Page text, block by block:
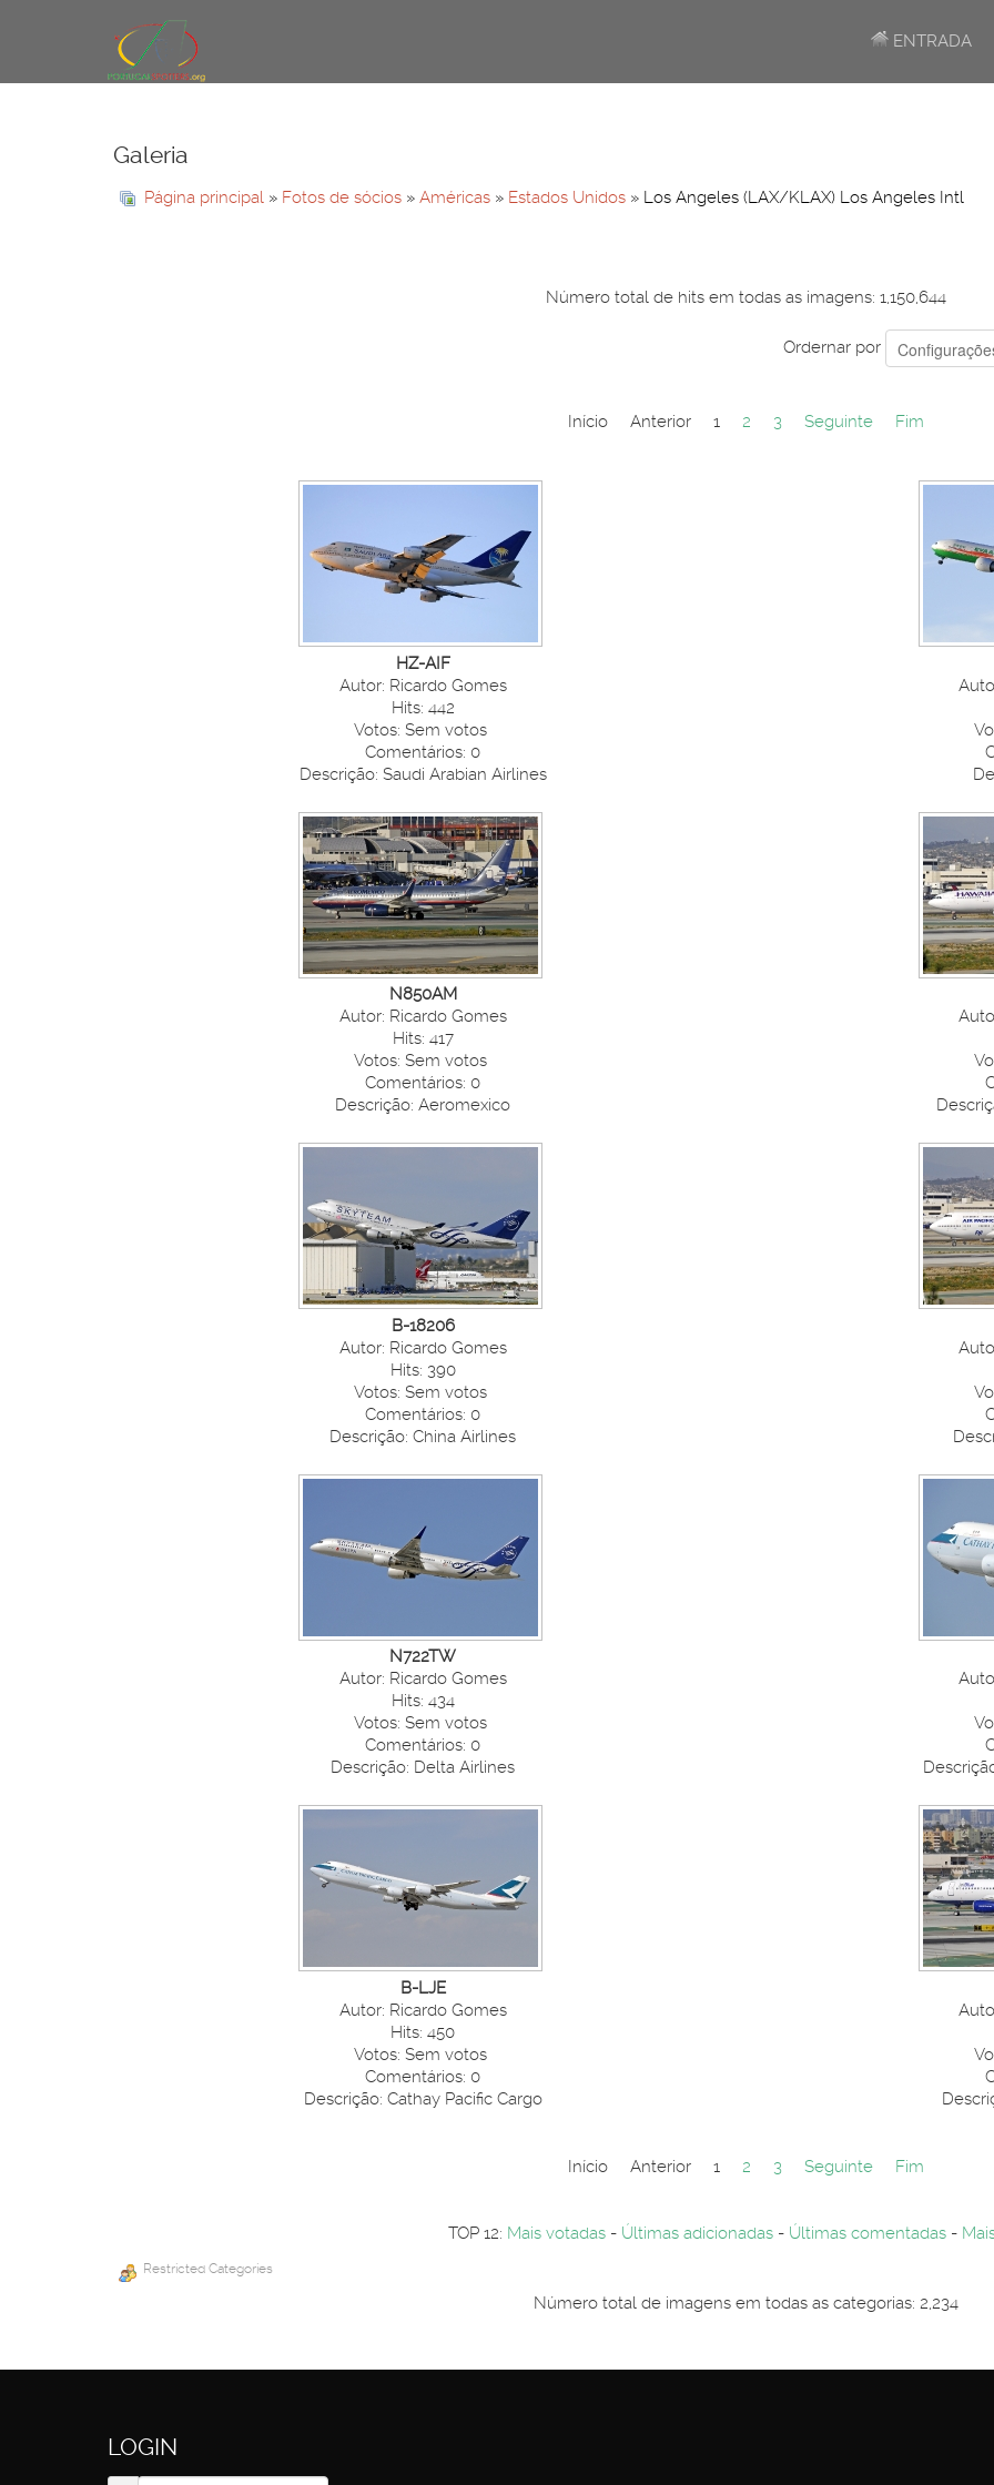
ENTRADA
Galeria
Página principal » Fotos de sócios » Américas » Estados Unidos » Los Angeles (LAX/KLAX) Los Angeles Intl
Número total de hits em todas as imagens: 1,150,644
Ordernar por
Início Anterior 1 2 3 Seguinte Fim
HZ-AIF
Autor: Ricardo Gomes
Hits: 442
Votos: Sem votos
Comentários: 0
Descrição: Saudi Arabian Airlines
N850AM
Autor: Ricardo Gomes
Hits: 417
Votos: Sem votos
Comentários: 0
Descrição: Aeromexico
B-18206
Autor: Ricardo Gomes
Hits: 390
Votos: Sem votos
Comentários: 0
Descrição: China Airlines
N722TW
Autor: Ricardo Gomes
Hits: 434
Votos: Sem votos
Comentários: 0
Descrição: Delta Airlines
B-LJE
Autor: Ricardo Gomes
Hits: 450
Votos: Sem votos
Comentários: 0
Descrição: Cathay Pacific Cargo
Início Anterior 1 2 3 Seguinte Fim
TOP 12: Mais votadas - Últimas adicionadas - Últimas comentadas -
Restricted Categories
Número total de imagens em todas as categorias: 2,234
LOGIN